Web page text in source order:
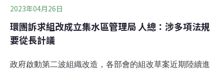
2023年04月26日
環團訴求組改成立集水區管理局 人總：涉多項法規
要從長計議
政府啟動第二波組織改造，各部會的組改草案近期陸續進